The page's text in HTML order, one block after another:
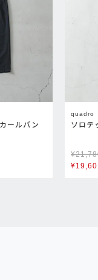
ールパン
quadro
ソロテ
¥
¥